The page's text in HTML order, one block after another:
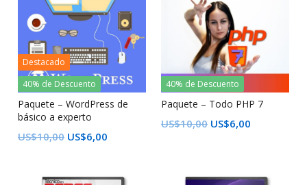
Destacado
40% de Descuento
Paquete – WordPress de
básico a experto
US$10,00 US$6,00
40% de Descuento
Paquete – Todo PHP 7
US$10,00 US$6,00